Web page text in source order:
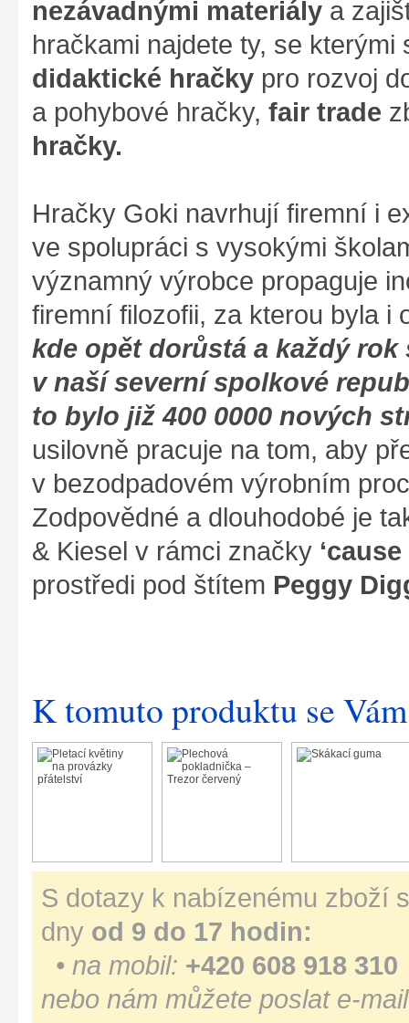
nezávadnými materiály a
hračkami najdete ty, se
didaktické hračky pro rozvoj
a pohybové hračky, fair trade
hračky.
Hračky Goki navrhují firemní i
ve spolupráci s vysokými
významný výrobce propaguje
firemní filozofii, za kterou byla i
kde opět dorůstá a každý
v naší severní spolkové
to bylo již 400 0000 nových
usilovně pracuje na tom, aby
v bezodpadovém výrobním
Zodpovědné a dlouhodobé je
& Kiesel v rámci značky ‘cause
prostředi pod štítem Peggy
K tomuto produktu se
S dotazy k nabízenému zboží
dny od 9 do 17 hodin:
• na mobil: +420 608 918 310
nebo nám můžete poslat e-